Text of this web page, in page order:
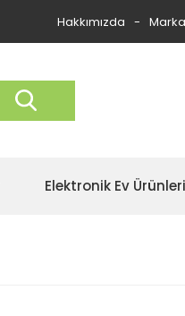
Hakkımızda
Elektronik Ev Ürünleri